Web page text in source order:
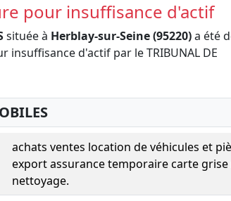
pour insuffisance d'actif
située à Herblay-sur-Seine (95220)a été
insuffisance d'actif par le TRIBUNAL DE
achats ventes location de véhicules et
export assurance temporaire carte
nettoyage.